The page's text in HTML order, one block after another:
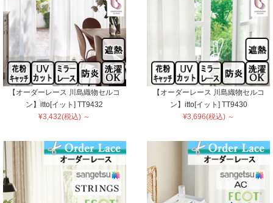
【オーダーレース 川島織物セルコ
ン】itto[イット] TT9432
¥3,432(税込) ～
【オーダーレース 川島織物セルコ
ン】itto[イット] TT9430
¥3,696(税込) ～